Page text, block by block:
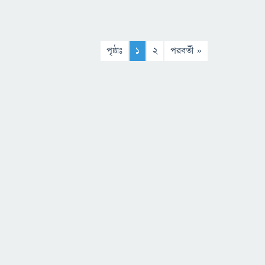
পৃষ্ঠাঃ 1 2 পরবর্তী »